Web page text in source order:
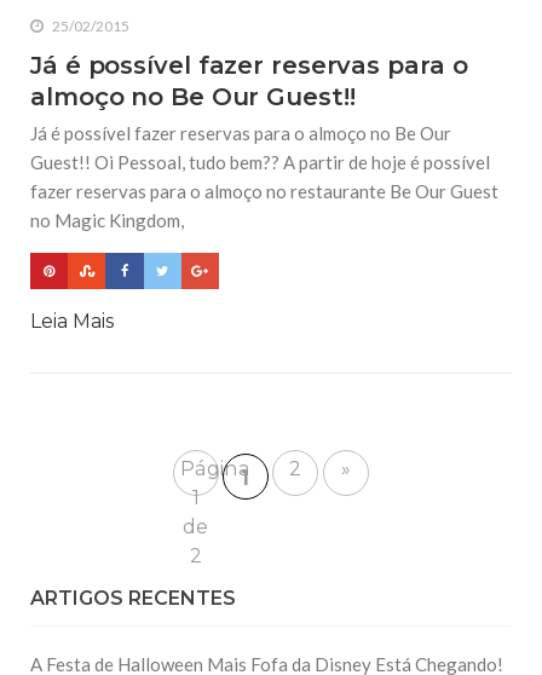
25/02/2015
Já é possível fazer reservas para o
almoço no Be Our Guest!!
Já é possível fazer reservas para o almoço no Be Our
Guest!! Oi Pessoal, tudo bem?? A partir de hoje é possível
fazer reservas para o almoço no restaurante Be Our Guest
no Magic Kingdom,
Leia Mais
Página
1
de
2
1 2 »
ARTIGOS RECENTES
A Festa de Halloween Mais Fofa da Disney Está Chegando!